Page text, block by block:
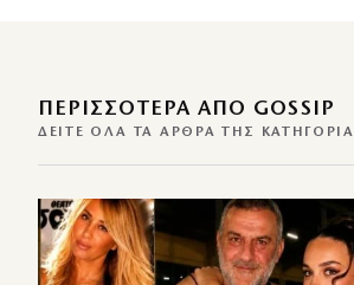
ΠΕΡΙΣΣΌΤΕΡΑ ΑΠΌ GOSSIP
ΔΕΊΤΕ ΌΛΑ ΤΑ ΆΡΘΡΑ ΤΗΣ